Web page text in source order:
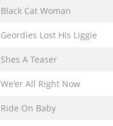
Black Cat Woman
Geordies Lost His Liggie
Shes A Teaser
We'er All Right Now
Ride On Baby